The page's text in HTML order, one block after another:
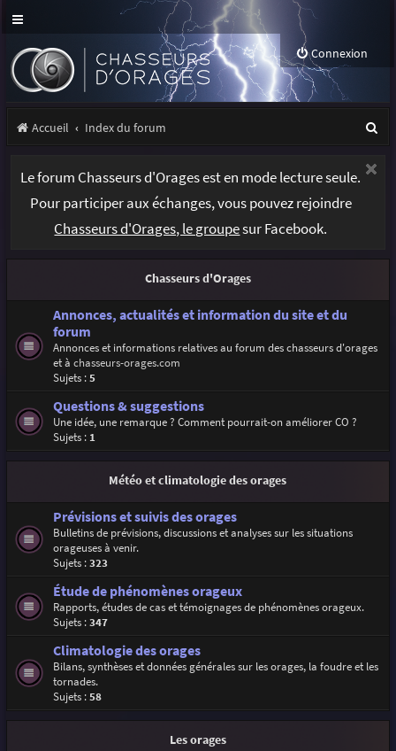
Connexion
Accueil Index du forum
r
Le forum Chasseurs d'Orages est en mode lecture seule.
Pour participer aux échanges, vous pouvez rejoindre
Chasseurs d'Orages, le groupesur Facebook.
Chasseurs d'Orages
Annonces, actualités et information du site et du
forum
Annonces et informations relatives au forum des chasseurs d'orages
et à chasseurs-orages.com
Sujets :5
Questions & suggestions
Une idée, une remarque ? Comment pourrait-on améliorer CO ?
Sujets : 1
Météo et climatologie des orages
Prévisions et suivis des orages
Bulletins de prévisions, discussions et analyses sur les situations
orageuses à venir.
Sujets :323
Étude de phénomènes orageux
Rapports, études de cas et témoignages de phénomènes orageux.
Sujets :347
Climatologie des orages
Bilans, synthèses et données générales sur les orages, la foudre et les
tornades.
Sujets :58
Les orages